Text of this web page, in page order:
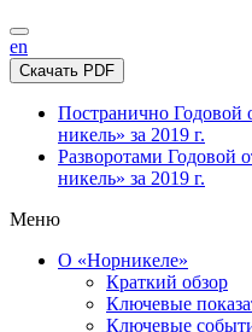
en
Скачать PDF
Постранично Годовой
никель» за 2019 г.
Разворотами Годовой
никель» за 2019 г.
Меню
О «Норникеле»
Краткий обзор
Ключевые
Ключевые